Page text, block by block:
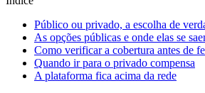
Público ou privado, a escolha de
As opções públicas e onde elas se
Como verificar a cobertura antes de
Quando ir para o privado compensa
A plataforma fica acima da rede